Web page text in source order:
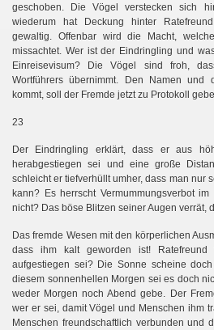
geschoben. Die Vögel verstecken sich
wiederum hat Deckung hinter
gewaltig. Offenbar wird die Macht,
missachtet. Wer ist der Eindringling und
Einreisevisum? Die Vögel sind froh,
Wortführers übernimmt. Den Namen und
kommt, soll der Fremde jetzt zu Protokoll
23
Der Eindringling erklärt, dass er aus
herabgestiegen sei und eine große
schleicht er tiefverhüllt umher, dass man nur
kann? Es herrscht Vermummungsverbot
nicht? Das böse Blitzen seiner Augen verrät,
Das fremde Wesen mit den körperlichen
dass ihm kalt geworden ist!
aufgestiegen sei? Die Sonne scheine
diesem sonnenhellen Morgen sei es doch
weder Morgen noch Abend gebe. Der
wer er sei, damit Vögel und Menschen ihm
Menschen freundschaftlich verbunden und